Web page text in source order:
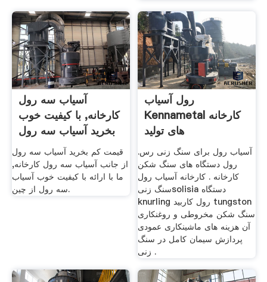
آسیاب سه رول
کارخانه, با کیفیت خوب
بخرید آسیاب سه رول
قیمت کم بخرید آسیاب سه رول
از جانب آسیاب سه رول کارخانه,
ما با ارائه با کیفیت خوب آسیاب
سه رول از چین.
رول آسیاب
Kennametal کارخانه
های تولید
آسیاب رول برای سنگ زنی رس.
رول دستگاه های سنگ شکن
کارخانه . کارخانه آسیاب رول
سنگ زنیsolisia دستگاه
knurling رول کاربید tungston
سنگ شکن مخروطی و روغنکاری
آن هزینه های ماشینکاری عمودی
پردازش سیمان کامل در سنگ
زنی .